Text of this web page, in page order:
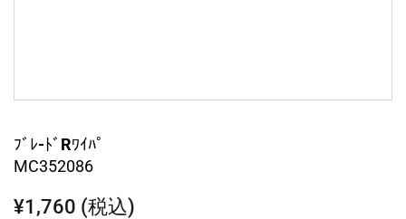
ﾌﾞﾚ-ﾄﾞRﾜｲﾊﾟ
MC352086
¥1,760 (税込)